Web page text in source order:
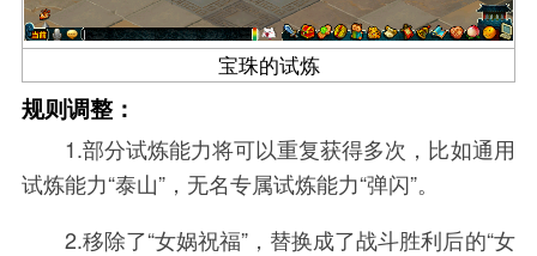
宝珠的试炼
规则调整：
1.部分试炼能力将可以重复获得多次，比如通用
试炼能力“泰山”，无名专属试炼能力“弹闪”。
2.移除了“女娲祝福”，替换成了战斗胜利后的“女